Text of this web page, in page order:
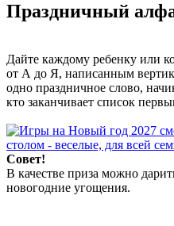
Праздничный
Дайте каждому ребенку или
от А до Я, написанным
одно праздничное слово,
кто заканчивает список
Совет!
В качестве приза можно
новогодние угощения.